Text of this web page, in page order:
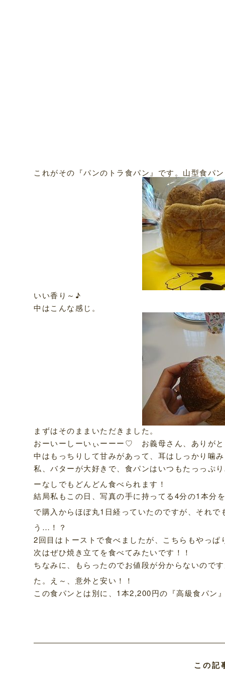
これがその『パンのトラ食パン』です。山型食パ
いい香り～♪
中はこんな感じ。
まずはそのままいただきました。
おーいーしーいぃーーー♡ お義母さん、ありが
中はもっちりして甘みがあって、耳はしっかり噛
私、バターが大好きで、食パンはいつもたっっぷ
ーなしでもどんどん食べられます！
結局私もこの日、写真の手に持ってる4分の1本分
で購入からほぼ丸1日経っていたのですが、それ
う…！？
2回目はトーストで食べましたが、こちらもやっぱ
次はぜひ焼き立てを食べてみたいです！！
ちなみに、もらったのでお値段が分からないので
た。え～、意外と安い！！
この食パンとは別に、1本2,200円の『高級食パン
この記